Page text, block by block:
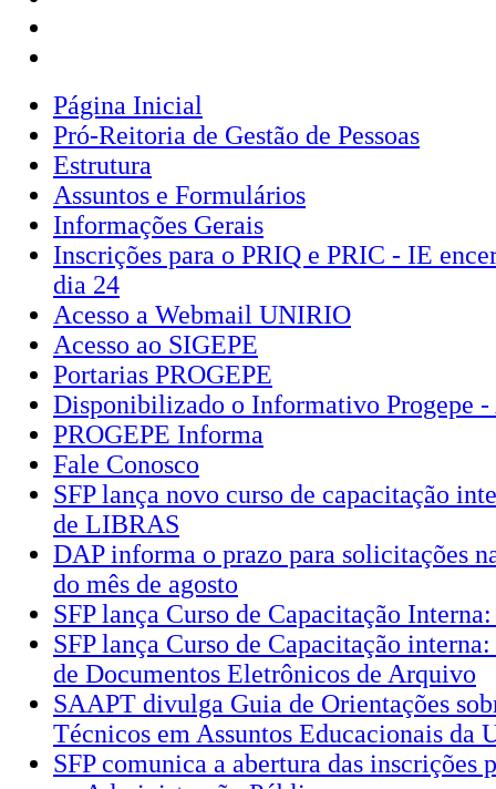
Página Inicial
Pró-Reitoria de Gestão de Pessoas
Estrutura
Assuntos e Formulários
Informações Gerais
Inscrições para o PRIQ e PRIC - IE
dia 24
Acesso a Webmail UNIRIO
Acesso ao SIGEPE
Portarias PROGEPE
Disponibilizado o Informativo Progepe -
PROGEPE Informa
Fale Conosco
SFP lança novo curso de capacitação
de LIBRAS
DAP informa o prazo para solicitações
do mês de agosto
SFP lança Curso de Capacitação
SFP lança Curso de Capacitação
de Documentos Eletrônicos de Arquivo
SAAPT divulga Guia de Orientações
Técnicos em Assuntos Educacionais da
SFP comunica a abertura das inscrições